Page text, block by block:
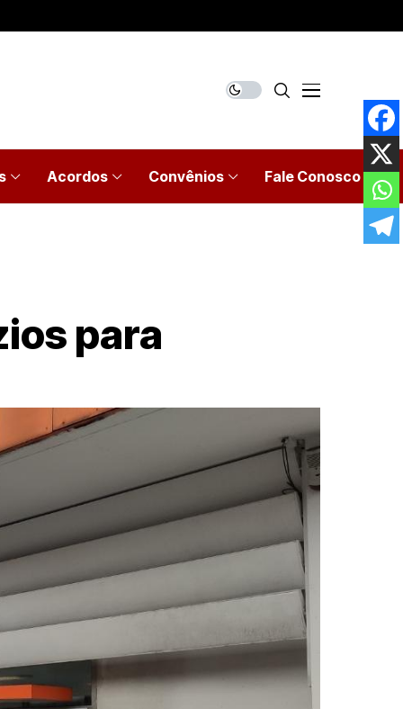
Acordos Convênios Fale Conosco
para